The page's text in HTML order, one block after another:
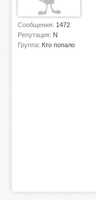
Сообщения: 1472
Репутация: N
Группа: Кто попало